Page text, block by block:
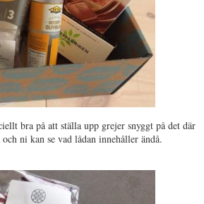
bra på att ställa upp grejer snyggt på det där
ni kan se vad lådan innehåller ändå.